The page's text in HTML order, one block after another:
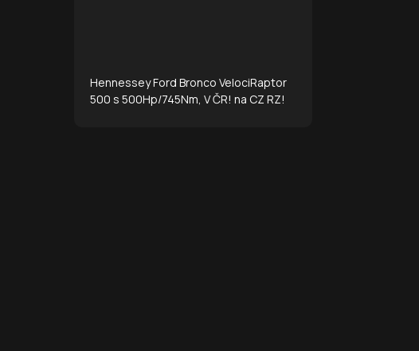
Hennessey Ford Bronco VelociRaptor
500 s 500Hp/745Nm, V ČR! na CZ RZ!